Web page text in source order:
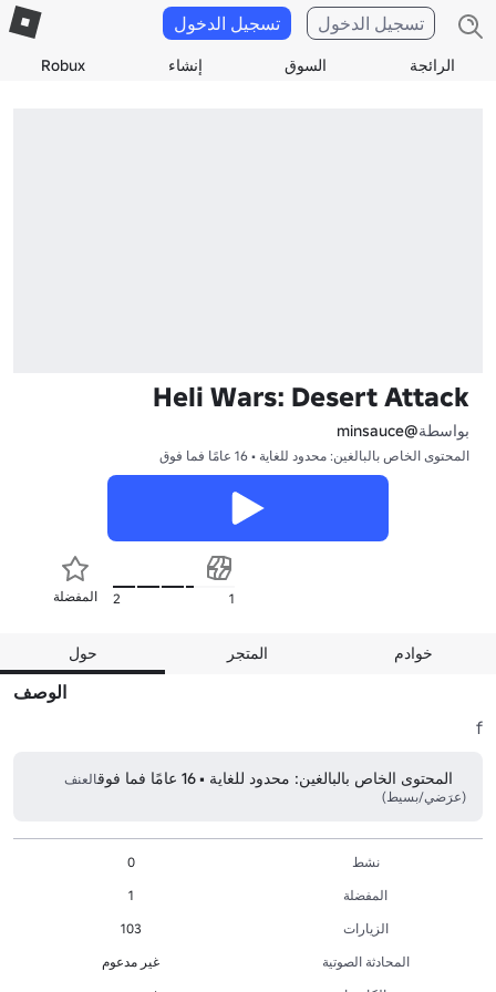
الرائجة السوق إنشاء Robux
تسجيل الدخول تسجيل الدخول
Heli Wars: Desert Attack
بواسطة@minsauce
المحتوى الخاص بالبالغين: محدود للغاية • 16 عامًا فما فوق
المفضلة 2 1
حول المتجر خوادم
الوصف
f
المحتوى الخاص بالبالغين: محدود للغاية • 16 عامًا فما فوق
العنف
(عرَضي/بسيط)
نشط
0
المفضلة
1
الزيارات
103
المحادثة الصوتية
غير مدعوم